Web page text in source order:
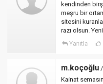
kendinden
meşru bir
sitesini
razı olsun.
Yanıtla
m.koçoğlu
Kainat